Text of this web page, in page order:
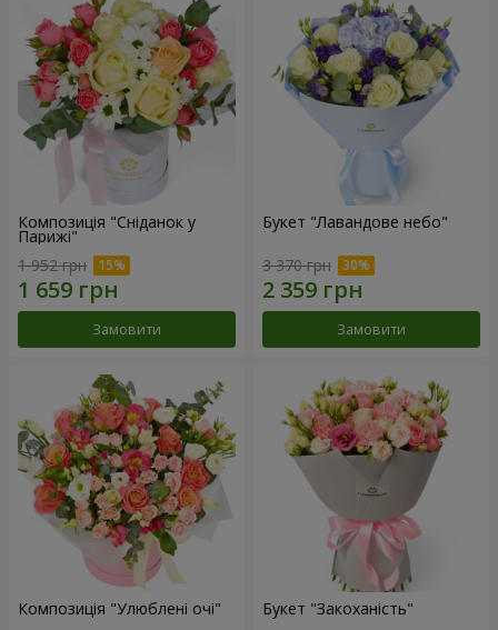
Композиція "Сніданок у
Парижі"
1 952 грн
Замовити
Букет "Лавандове небо"
3 370 грн
Замовити
Композиція "Улюблені очі" Букет "Закоханість"